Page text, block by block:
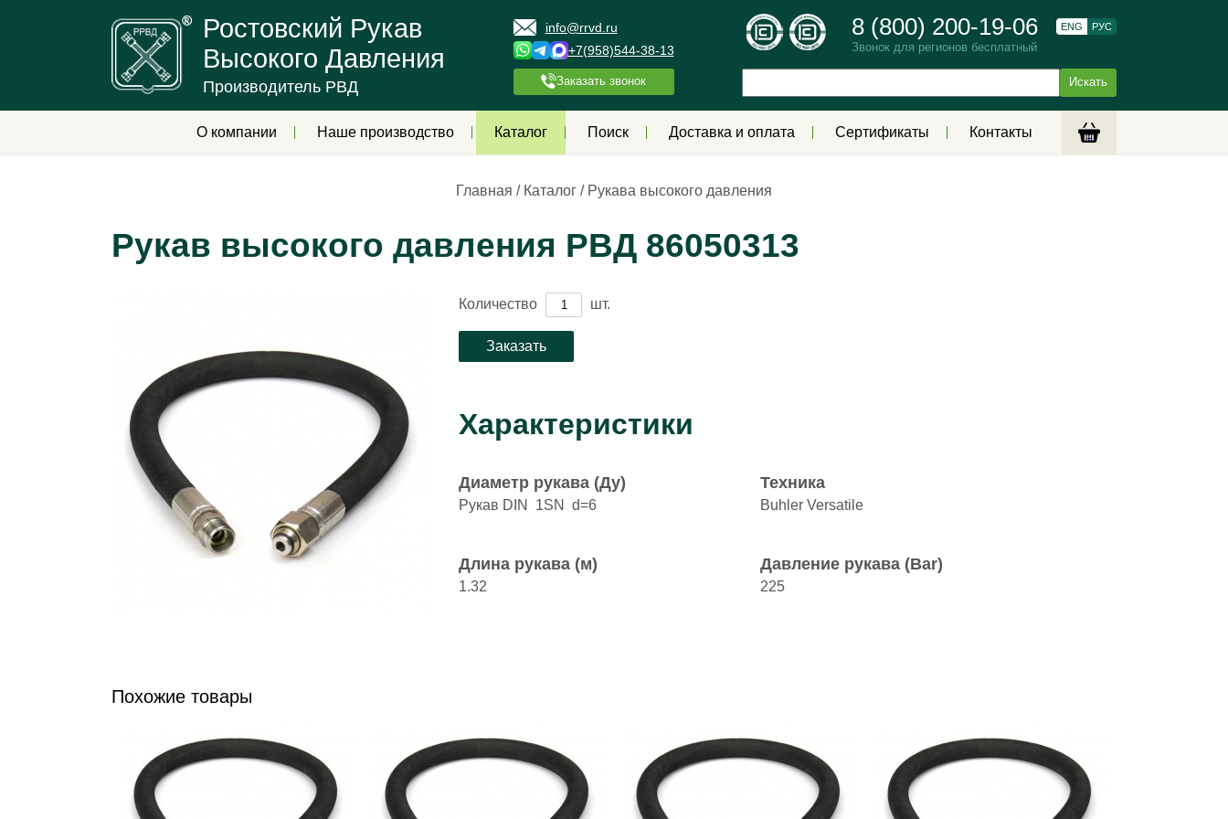
Ростовский Рукав
Высокого Давления
Производитель РВД
info@rrvd.ru
+7(958)544-38-13
Заказать звонок
8 (800) 200-19-06
Звонок для регионов бесплатный
ENG РУС
О компании Наше производство Каталог Поиск Доставка и оплата Сертификаты Контакты
Главная / Каталог / Рукава высокого давления
Рукав высокого давления РВД 86050313
Количество шт.
Характеристики
Диаметр рукава (Ду)
Рукав DIN 1SN d=6
Техника
Buhler Versatile
Длина рукава (м)
1.32
Давление рукава (Bar)
225
Похожие товары